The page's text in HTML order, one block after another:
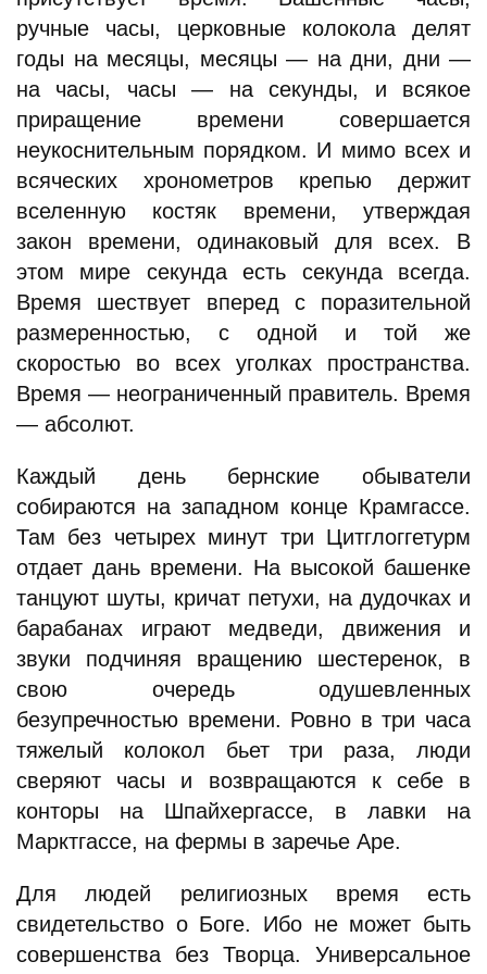
ручные часы, церковные колокола делят
годы на месяцы, месяцы — на дни, дни —
на часы, часы — на секунды, и всякое
приращение времени совершается
неукоснительным порядком. И мимо всех и
всяческих хронометров крепью держит
вселенную костяк времени, утверждая
закон времени, одинаковый для всех. В
этом мире секунда есть секунда всегда.
Время шествует вперед с поразительной
размеренностью, с одной и той же
скоростью во всех уголках пространства.
Время — неограниченный правитель. Время
— абсолют.
Каждый день бернские обыватели
собираются на западном конце Крамгассе.
Там без четырех минут три Цитглоггетурм
отдает дань времени. На высокой башенке
танцуют шуты, кричат петухи, на дудочках и
барабанах играют медведи, движения и
звуки подчиняя вращению шестеренок, в
свою очередь одушевленных
безупречностью времени. Ровно в три часа
тяжелый колокол бьет три раза, люди
сверяют часы и возвращаются к себе в
конторы на Шпайхергассе, в лавки на
Марктгассе, на фермы в заречье Аре.
Для людей религиозных время есть
свидетельство о Боге. Ибо не может быть
совершенства без Творца. Универсальное